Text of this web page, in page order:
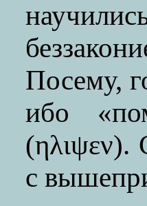
Посему,
ибо
(ηλιψεν).
с